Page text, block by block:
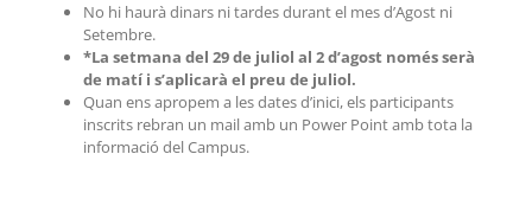
No hi haurà dinars ni tardes durant el mes d’Agost ni
Setembre.
*La setmana del 29 de juliol al 2 d’agost només serà
de matí i s’aplicarà el preu de juliol.
Quan ens apropem a les dates d’inici, els participants
inscrits rebran un mail amb un Power Point amb tota la
informació del Campus.